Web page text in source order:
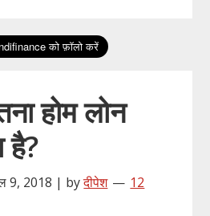
होम लोन
है?
9, 2018 | byदीपेश
12